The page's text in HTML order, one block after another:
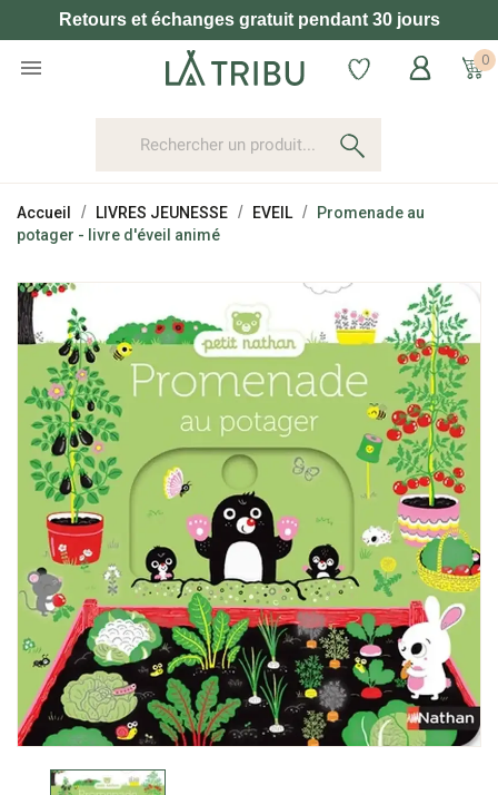
Retours et échanges gratuit pendant 30 jours
 0
Accueil LIVRES JEUNESSE EVEIL
Promenade au
potager - livre d'éveil animé